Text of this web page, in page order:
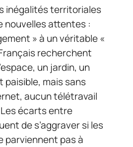
inégalités territoriales
nouvelles attentes :
» à un véritable «
recherchent
un jardin, un
paisible, mais sans
aucun télétravail
Les écarts entre
de s’aggraver si les
parviennent pas à